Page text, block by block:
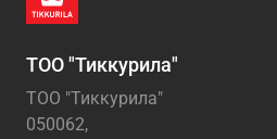
ТОО "Тиккурила"
ТОО "Тиккурила"
050062,